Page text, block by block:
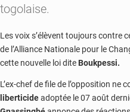
togolaise.
Les voix s’élèvent toujours contre
de l’Alliance Nationale pour le
cette nouvelle loi dite Boukpessi.
L’ex-chef de file de l’opposition
liberticideadoptée le 07 août